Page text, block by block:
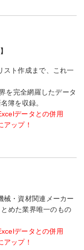
スト作成まで、これ一
を完全網羅したデータ
簿を収録。
データとの併用
アップ！
械・資材関連メーカー
めた業界唯一のもの
データとの併用
アップ！